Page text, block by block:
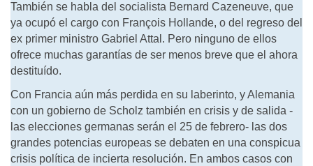
También se habla del socialista Bernard Cazeneuve, que
ya ocupó el cargo con François Hollande, o del regreso del
ex primer ministro Gabriel Attal. Pero ninguno de ellos
ofrece muchas garantías de ser menos breve que el ahora
destituído.
Con Francia aún más perdida en su laberinto, y Alemania
con un gobierno de Scholz también en crisis y de salida -
las elecciones germanas serán el 25 de febrero- las dos
grandes potencias europeas se debaten en una conspicua
crisis política de incierta resolución. En ambos casos con